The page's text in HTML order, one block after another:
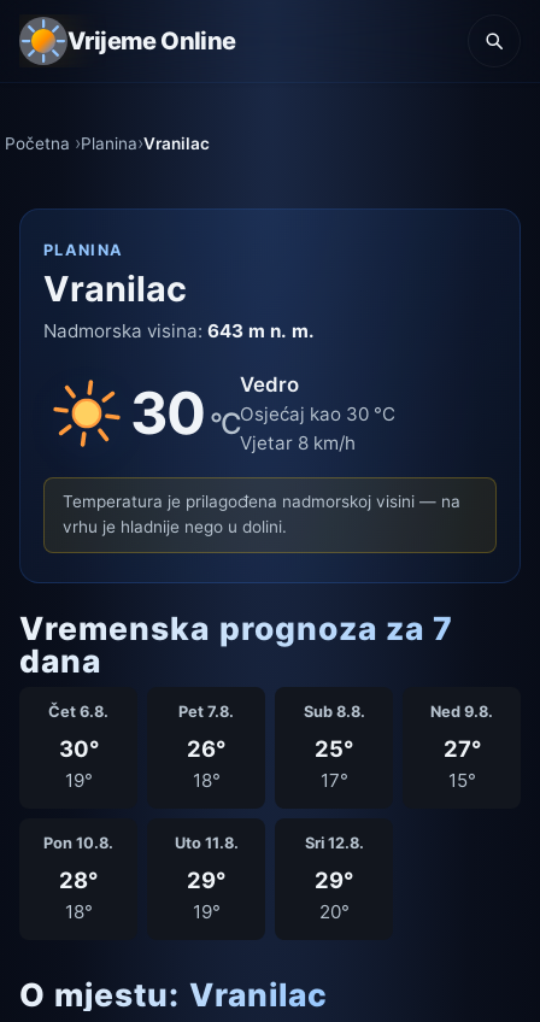
Vrijeme Online
Početna Planina Vranilac
PLANINA
Vranilac
Nadmorska visina:643 m n. m.
30 °C
Vedro
Osjećaj kao 30 °C
Vjetar 8 km/h
Temperatura je prilagođena nadmorskoj visini — na
vrhu je hladnije nego u dolini.
Vremenska prognoza za 7
dana
Čet 6.8.
30°
19°
Pet 7.8.
26°
18°
Sub 8.8.
25°
17°
Ned 9.8.
27°
15°
Pon 10.8.
28°
18°
Uto 11.8.
29°
19°
Sri 12.8.
29°
20°
O mjestu: Vranilac